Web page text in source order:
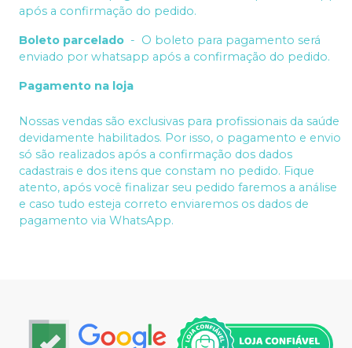
após a confirmação do pedido.
Boleto parcelado - O boleto para pagamento será
enviado por whatsapp após a confirmação do pedido.
Pagamento na loja
Nossas vendas são exclusivas para profissionais da saúde
devidamente habilitados. Por isso, o pagamento e envio
só são realizados após a confirmação dos dados
cadastrais e dos itens que constam no pedido. Fique
atento, após você finalizar seu pedido faremos a análise
e caso tudo esteja correto enviaremos os dados de
pagamento via WhatsApp.